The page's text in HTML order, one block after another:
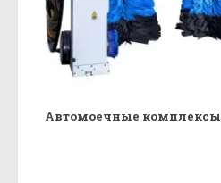
Автомоечные комплексы